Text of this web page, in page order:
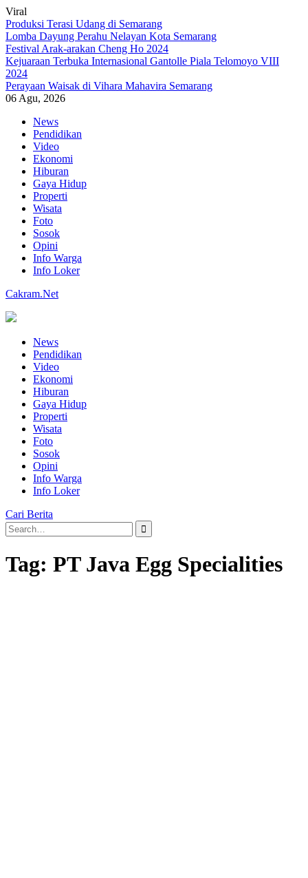
Viral
Produksi Terasi Udang di Semarang
Lomba Dayung Perahu Nelayan Kota Semarang
Festival Arak-arakan Cheng Ho 2024
Kejuaraan Terbuka Internasional Gantolle Piala Telomoyo VIII
2024
Perayaan Waisak di Vihara Mahavira Semarang
06 Agu, 2026
Skip
content
News
Pendidikan
Video
Ekonomi
Hiburan
Gaya Hidup
Properti
Wisata
Foto
Sosok
Opini
Info Warga
Info Loker
Cakram.Net
News
Pendidikan
Video
Ekonomi
Hiburan
Gaya Hidup
Properti
Wisata
Foto
Sosok
Opini
Info Warga
Info Loker
Cari Berita
Search
for:
Tag: PT Java Egg Specialities